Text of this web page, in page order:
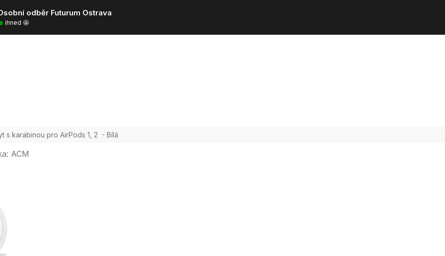
odběr Futurum Ostrava
ihned 🤩
s karabinou pro AirPods 1, 2 - Bílá
ACM